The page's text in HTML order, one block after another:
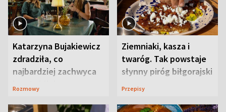
Katarzyna Bujakiewicz
zdradziła, co
najbardziej zachwyca
ją w Lublinie
Rozmowy
Ziemniaki, kasza i
twaróg. Tak powstaje
słynny piróg biłgorajski
Przepisy